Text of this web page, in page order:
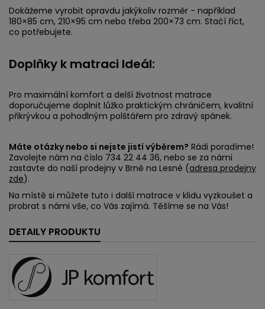
Dokážeme vyrobit opravdu jakýkoliv rozměr - například
180×85 cm, 210×95 cm nebo třeba 200×73 cm. Stačí říct,
co potřebujete.
Doplňky k matraci Ideál:
Pro maximální komfort a delší životnost matrace
doporučujeme doplnit lůžko praktickým chráničem, kvalitní
přikrývkou a pohodlným polštářem pro zdravý spánek.
Máte otázky nebo si nejste jistí výběrem? Rádi poradíme!
Zavolejte nám na číslo 734 22 44 36, nebo se za námi
zastavte do naší prodejny v Brně na Lesné (adresa prodejny
zde).
Na místě si můžete tuto i další matrace v klidu vyzkoušet a
probrat s námi vše, co Vás zajímá. Těšíme se na Vás!
DETAILY PRODUKTU